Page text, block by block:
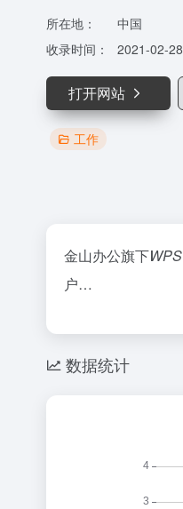
所在地：
中国
收录时间：
2021-02-28
打开网站
工作
金山办公旗下WPS
户…
数据统计